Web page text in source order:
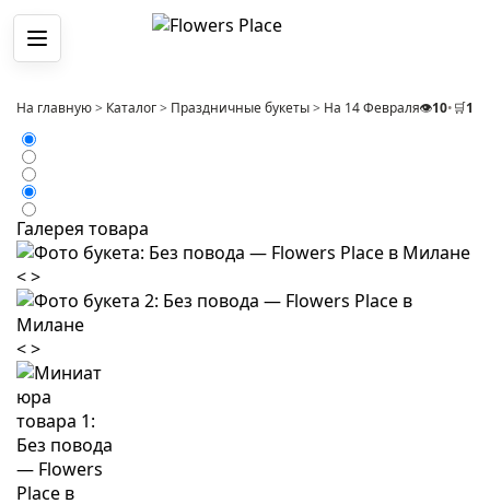
Меню
На главную> Каталог> Праздничные букеты> На 14 Февраля>Букет
👁️10•🛒1
Галерея товара
<>
<>